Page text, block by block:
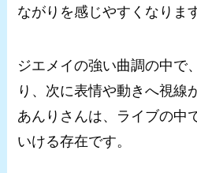
ながりを感じやすくなりま
ジエメイの強い曲調の中で
り、次に表情や動きへ視線
あんりさんは、ライブの中
いける存在です。